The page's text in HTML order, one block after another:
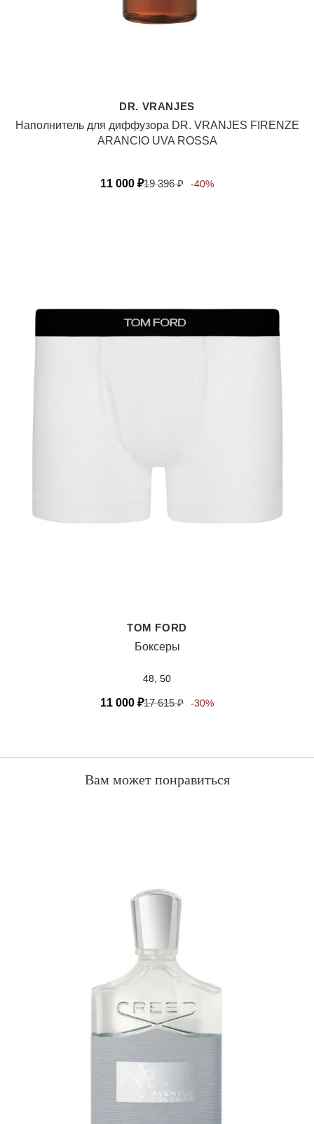
DR. VRANJES
Наполнитель для диффузора DR. VRANJES FIRENZE
ARANCIO UVA ROSSA
11 000 ₽19 396₽ -40%
TOM FORD
Боксеры
48, 50
11 000 ₽17 615₽ -30%
Вам может понравиться